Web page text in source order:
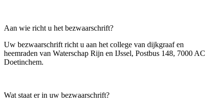
Aan wie richt u het bezwaarschrift?
Uw bezwaarschrift richt u aan het college van dijkgraaf en
heemraden van Waterschap Rijn en IJssel, Postbus 148, 7000 AC
Doetinchem.
Wat staat er in uw bezwaarschrift?